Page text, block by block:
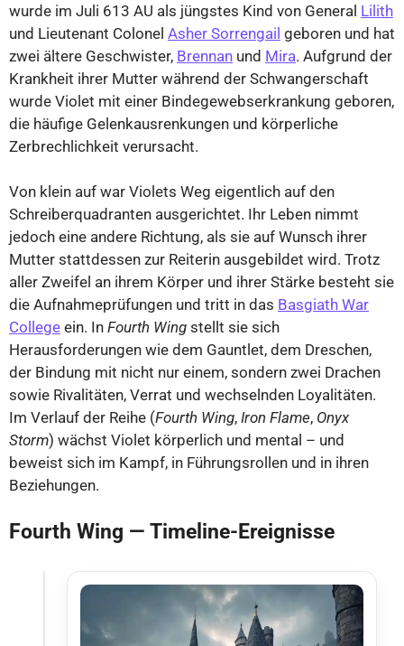
wurde im Juli 613 AU als jüngstes Kind von General Lilith
und Lieutenant Colonel Asher Sorrengail geboren und hat
zwei ältere Geschwister, Brennan und Mira. Aufgrund der
Krankheit ihrer Mutter während der Schwangerschaft
wurde Violet mit einer Bindegewebserkrankung geboren,
die häufige Gelenkausrenkungen und körperliche
Zerbrechlichkeit verursacht.
Von klein auf war Violets Weg eigentlich auf den
Schreiberquadranten ausgerichtet. Ihr Leben nimmt
jedoch eine andere Richtung, als sie auf Wunsch ihrer
Mutter stattdessen zur Reiterin ausgebildet wird. Trotz
aller Zweifel an ihrem Körper und ihrer Stärke besteht sie
die Aufnahmeprüfungen und tritt in das Basgiath War
College ein. In Fourth Wing stellt sie sich
Herausforderungen wie dem Gauntlet, dem Dreschen,
der Bindung mit nicht nur einem, sondern zwei Drachen
sowie Rivalitäten, Verrat und wechselnden Loyalitäten.
Im Verlauf der Reihe (Fourth Wing, Iron Flame, Onyx
Storm) wächst Violet körperlich und mental – und
beweist sich im Kampf, in Führungsrollen und in ihren
Beziehungen.
Fourth Wing — Timeline-Ereignisse